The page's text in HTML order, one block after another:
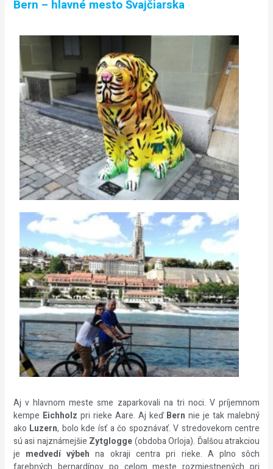
Bern – hlavné mesto Švajčiarska
Aj v hlavnom meste sme zaparkovali na tri noci. V príjemnom
kempe Eichholz pri rieke Aare. Aj keďBern nie je tak malebný
ako Luzern, bolo kde ísť a čo spoznávať. V stredovekom centre
sú asi najznámejšie Zytglogge(obdoba Orloja). Ďalšou atrakciou
je medvedí výbeh na okraji centra pri rieke. A plno sôch